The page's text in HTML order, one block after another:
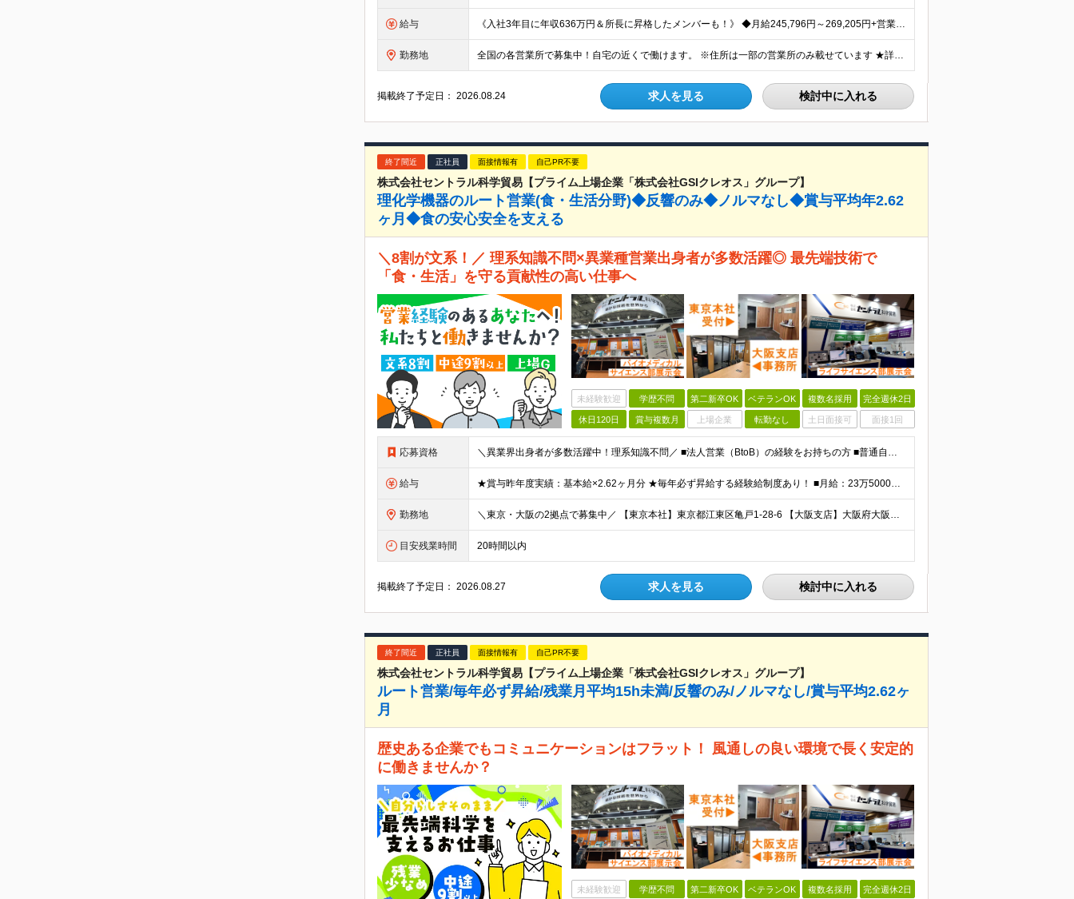
給与 《入社3年目に年収636万円＆所長に昇格したメンバーも！》 ◆月給245,796円～269,205円+営業実績手当+諸手当 ※試用期間3ヶ月(待遇同一) ※固定残業代(22.5時間分/35,796円～
勤務地 全国の各営業所で募集中！自宅の近くで働けます。 ※住所は一部の営業所のみ載せています ★詳細は以下のリンクをご覧ください https://www.fujiyakuhin.co.jp/shop/eig
掲載終了予定日：2026.08.24 求人を見る 検討中に入れる
終了間近 正社員 面接情報有 自己PR不要
株式会社セントラル科学貿易【プライム上場企業「株式会社GSIクレオス」グループ】
理化学機器のルート営業(食・生活分野)◆反響のみ◆ノルマなし◆賞与平均年2.62
ヶ月◆食の安心安全を支える
＼8割が文系！／ 理系知識不問×異業種営業出身者が多数活躍◎ 最先端技術で
「食・生活」を守る貢献性の高い仕事へ
未経験歓迎 学歴不問 第二新卒OK ベテランOK 複数名採用 完全週休2日
休日120日 賞与複数月 上場企業 転勤なし 土日面接可 面接1回
応募資格 ＼異業界出身者が多数活躍中！理系知識不問／ ■法人営業（BtoB）の経験をお持ちの方 ■普通自動車免許（AT限定可）をお持ちの方※入社までの取得可 ※学歴不問 ～求める人物像について～ ・明るく礼儀
給与 ★賞与昨年度実績：基本給×2.62ヶ月分 ★毎年必ず昇給する経験給制度あり！ ■月給：23万5000円〜45万円＋賞与年2回 ※経験・スキルを考慮し、当社規定の「バンド（等級）」に合わせて決定します
勤務地 ＼東京・大阪の2拠点で募集中／ 【東京本社】東京都江東区亀戸1-28-6 【大阪支店】大阪府大阪市東淀川区東中島1-13-25 ※ご希望の勤務地を考慮します。当面転勤は想定していません。 ご本人の希
目安残業時間 20時間以内
掲載終了予定日：2026.08.27 求人を見る 検討中に入れる
終了間近 正社員 面接情報有 自己PR不要
株式会社セントラル科学貿易【プライム上場企業「株式会社GSIクレオス」グループ】
ルート営業/毎年必ず昇給/残業月平均15h未満/反響のみ/ノルマなし/賞与平均2.62ヶ
月
歴史ある企業でもコミュニケーションはフラット！ 風通しの良い環境で長く安定的
に働きませんか？
未経験歓迎 学歴不問 第二新卒OK ベテランOK 複数名採用 完全週休2日